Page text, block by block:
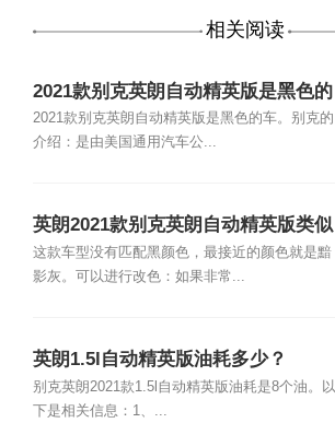
相关阅读
2021款别克英朗自动精英版是黑色的
吗？
2021款别克英朗自动精英版是黑色的车。别克的
介绍：是由美国通用汽车公...
英朗2021款别克英朗自动精英版类似
是黑色的吗？
这款车型没有匹配黑颜色，最接近的颜色就是黯
影灰。可以进行改色：如果非常...
英朗1.5l自动精英版油耗多少？
别克英朗2021款1.5l自动精英版油耗是8个油。以
下是相关信息：1、...